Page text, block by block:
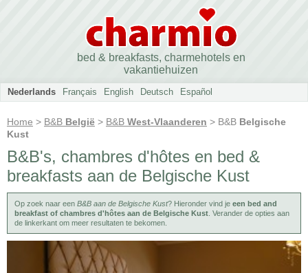
bed & breakfasts, charmehotels en
vakantiehuizen
Nederlands Français English Deutsch Español
Home > B&B België > B&B West-Vlaanderen > B&B Belgische
Kust
B&B's, chambres d'hôtes en bed &
breakfasts aan de Belgische Kust
Op zoek naar een B&B aan de Belgische Kust? Hieronder vind je een bed and
breakfast of chambres d'hôtes aan de Belgische Kust . Verander de opties aan
de linkerkant om meer resultaten te bekomen.